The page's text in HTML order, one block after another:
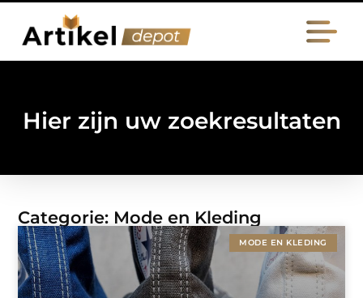
Hier zijn uw zoekresultaten
Categorie: Mode en Kleding
MODE EN KLEDING